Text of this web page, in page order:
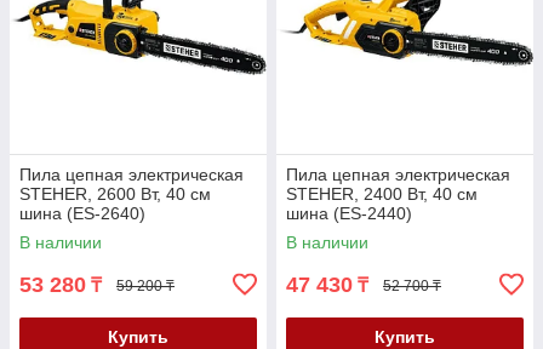
Пила цепная электрическая
STEHER, 2600 Вт, 40 см
шина (ES-2640)
В наличии
53 280 ₸ 59 200 ₸
Купить
Пила цепная электрическая
STEHER, 2400 Вт, 40 см
шина (ES-2440)
В наличии
47 430 ₸ 52 700 ₸
Купить